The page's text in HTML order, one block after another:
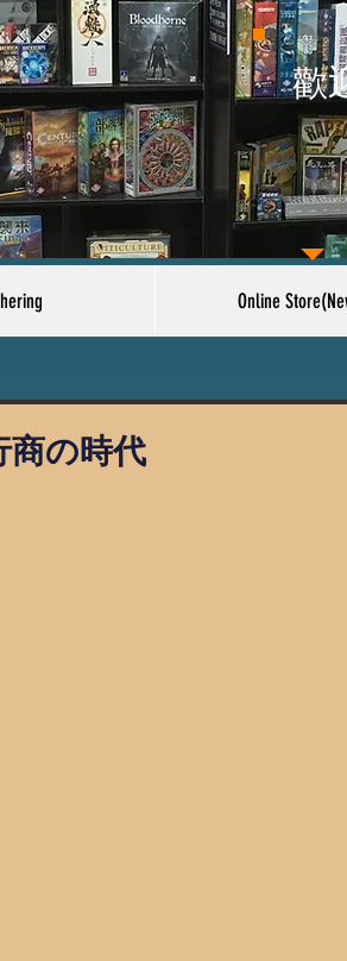
歡
Online
商の時代